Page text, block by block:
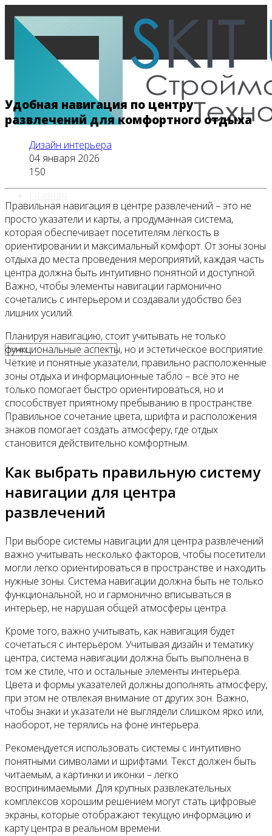
Все новости
Видео
Удобная навигация по центру
развлечений для комфортного отдыха
Дизайн интерьера
04 января 2026
150
Правильная навигация в центре развлечений – это не
просто указатели и карты, а продуманная система,
которая обеспечивает посетителям лёгкость в
ориентировании и максимальный комфорт. От зоны зоны
отдыха до места проведения мероприятий, каждая часть
центра должна быть интуитивно понятной и доступной.
Важно, чтобы элементы навигации гармонично
сочетались с интерьером и создавали удобство без
лишних усилий.
Планируя навигацию, стоит учитывать не только
функциональные аспекты, но и эстетическое восприятие.
Чёткие и понятные указатели, правильно расположенные
зоны отдыха и информационные табло – всё это не
только помогает быстро ориентироваться, но и
способствует приятному пребыванию в пространстве.
Правильное сочетание цвета, шрифта и расположения
знаков помогает создать атмосферу, где отдых
становится действительно комфортным.
Как выбрать правильную систему
навигации для центра
развлечений
При выборе системы навигации для центра развлечений
важно учитывать несколько факторов, чтобы посетители
могли легко ориентироваться в пространстве и находить
нужные зоны. Система навигации должна быть не только
функциональной, но и гармонично вписываться в
интерьер, не нарушая общей атмосферы центра.
Кроме того, важно учитывать, как навигация будет
сочетаться с интерьером. Учитывая дизайн и тематику
центра, система навигации должна быть выполнена в
том же стиле, что и остальные элементы интерьера.
Цвета и формы указателей должны дополнять атмосферу,
при этом не отвлекая внимание от других зон. Важно,
чтобы знаки и указатели не выглядели слишком ярко или,
наоборот, не терялись на фоне интерьера.
Рекомендуется использовать системы с интуитивно
понятными символами и шрифтами. Текст должен быть
читаемым, а картинки и иконки – легко
воспринимаемыми. Для крупных развлекательных
комплексов хорошим решением могут стать цифровые
экраны, которые отображают текущую информацию и
карту центра в реальном времени.